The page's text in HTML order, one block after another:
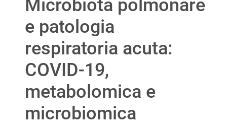
Microbiota polmonare
e patologia
respiratoria acuta:
COVID-19,
metabolomica e
microbiomica